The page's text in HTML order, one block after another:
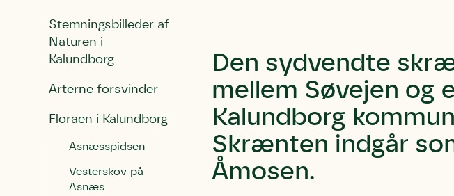
Stemningsbilleder af
Naturen i
Kalundborg
Arterne forsvinder
Floraen i Kalundborg
Asnæsspidsen
Vesterskov på
Asnæs
Den sydvendte
mellem Søvejen og
Kalundborg
Skrænten indgår
Åmosen.